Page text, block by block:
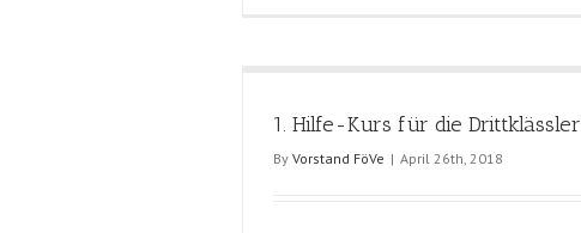
1. Hilfe-Kurs für die Drittklässler
By Vorstand FöVe | April 26th, 2018